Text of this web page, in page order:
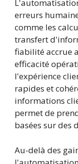
erreurs
comme les
transfert
fiabilité accrue
efficacité
l'expérience
rapides et
informations
permet de
basées sur des
Au-delà des